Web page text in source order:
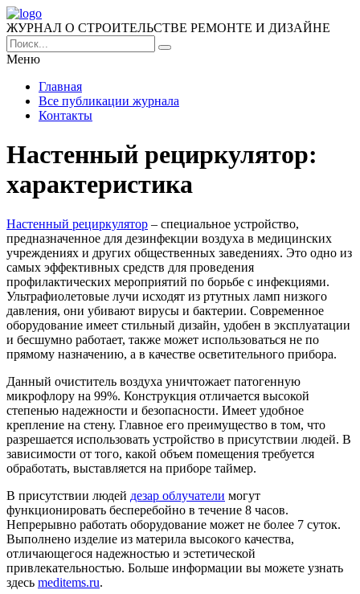
ЖУРНАЛ О СТРОИТЕЛЬСТВЕ РЕМОНТЕ И ДИЗАЙНЕ
Меню
Главная
Все публикации журнала
Контакты
Настенный рециркулятор:
характеристика
Настенный рециркулятор – специальное устройство,
предназначенное для дезинфекции воздуха в медицинских
учреждениях и других общественных заведениях. Это одно из
самых эффективных средств для проведения
профилактических мероприятий по борьбе с инфекциями.
Ультрафиолетовые лучи исходят из ртутных ламп низкого
давления, они убивают вирусы и бактерии. Современное
оборудование имеет стильный дизайн, удобен в эксплуатации
и бесшумно работает, также может использоваться не по
прямому назначению, а в качестве осветительного прибора.
Данный очиститель воздуха уничтожает патогенную
микрофлору на 99%. Конструкция отличается высокой
степенью надежности и безопасности. Имеет удобное
крепление на стену. Главное его преимущество в том, что
разрешается использовать устройство в присутствии людей. В
зависимости от того, какой объем помещения требуется
обработать, выставляется на приборе таймер.
В присутствии людей дезар облучатели могут
функционировать бесперебойно в течение 8 часов.
Непрерывно работать оборудование может не более 7 суток.
Выполнено изделие из материла высокого качества,
отличающегося надежностью и эстетической
привлекательностью. Больше информации вы можете узнать
здесь meditems.ru.